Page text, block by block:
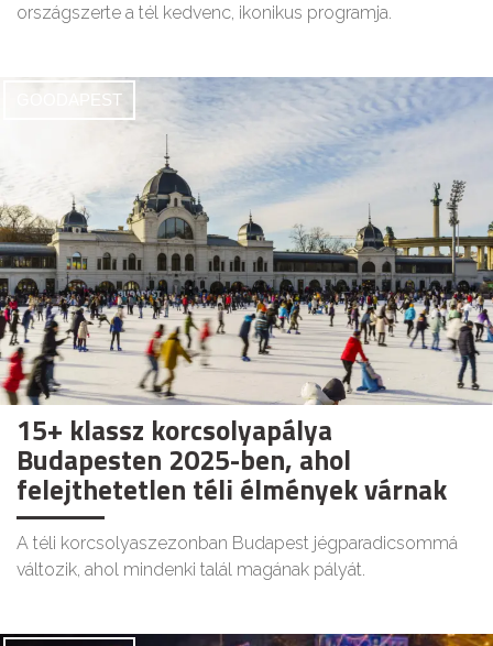
országszerte a tél kedvenc, ikonikus programja.
GOODAPEST
15+ klassz korcsolyapálya
Budapesten 2025-ben, ahol
felejthetetlen téli élmények várnak
A téli korcsolyaszezonban Budapest jégparadicsommá
változik, ahol mindenki talál magának pályát.